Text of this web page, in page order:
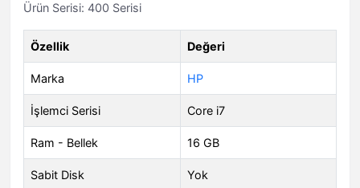
Ürün Serisi: 400 Serisi
Özellik Değeri
Marka HP
İşlemci Serisi Core i7
Ram - Bellek 16 GB
Sabit Disk Yok